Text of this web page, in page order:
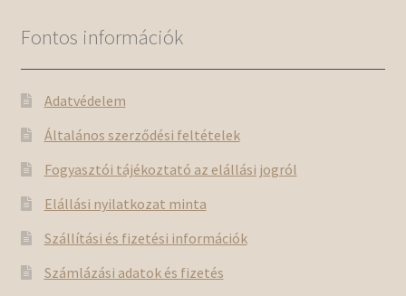
Fontos információk
Adatvédelem
Általános szerződési feltételek
Fogyasztói tájékoztató az elállási jogról
Elállási nyilatkozat minta
Szállítási és fizetési információk
Számlázási adatok és fizetés